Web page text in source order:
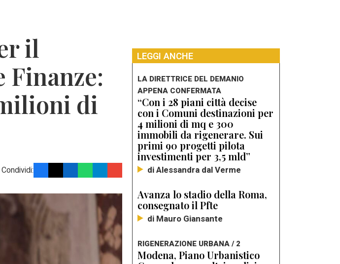
il
Finanze:
di
Condividi:
LEGGI ANCHE
LA DIRETTRICE DEL DEMANIO
APPENA CONFERMATA
“Con i 28 piani città decise
con i Comuni destinazioni per
4 milioni di mq e 300
immobili da rigenerare. Sui
primi 90 progetti pilota
investimenti per 3,5 mld”
di Alessandra dal Verme
Avanza lo stadio della Roma,
consegnato il Pfte
di Mauro Giansante
RIGENERAZIONE URBANA / 2
Modena, Piano Urbanistico